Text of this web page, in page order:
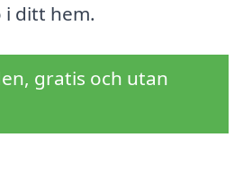
ditt hem.
gratis och utan